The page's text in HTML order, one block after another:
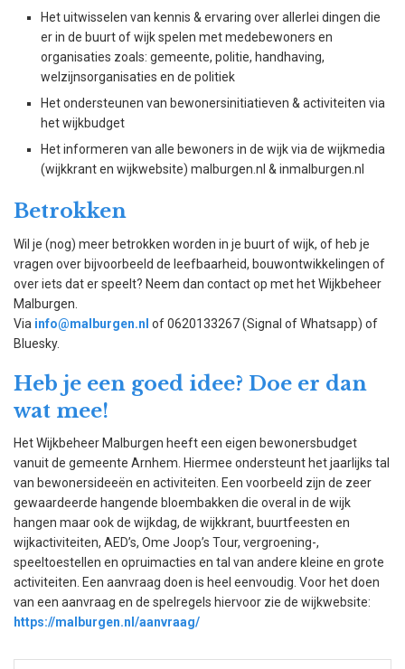
Het uitwisselen van kennis & ervaring over allerlei dingen die
er in de buurt of wijk spelen met medebewoners en
organisaties zoals: gemeente, politie, handhaving,
welzijnsorganisaties en de politiek
Het ondersteunen van bewonersinitiatieven & activiteiten via
het wijkbudget
Het informeren van alle bewoners in de wijk via de wijkmedia
(wijkkrant en wijkwebsite) malburgen.nl & inmalburgen.nl
Betrokken
Wil je (nog) meer betrokken worden in je buurt of wijk, of heb je
vragen over bijvoorbeeld de leefbaarheid, bouwontwikkelingen of
over iets dat er speelt? Neem dan contact op met het Wijkbeheer
Malburgen.
Via info@malburgen.nl of 0620133267 (Signal of Whatsapp) of
Bluesky.
Heb je een goed idee? Doe er dan
wat mee!
Het Wijkbeheer Malburgen heeft een eigen bewonersbudget
vanuit de gemeente Arnhem. Hiermee ondersteunt het jaarlijks tal
van bewonersideeën en activiteiten. Een voorbeeld zijn de zeer
gewaardeerde hangende bloembakken die overal in de wijk
hangen maar ook de wijkdag, de wijkkrant, buurtfeesten en
wijkactiviteiten, AED’s, Ome Joop’s Tour, vergroening-,
speeltoestellen en opruimacties en tal van andere kleine en grote
activiteiten. Een aanvraag doen is heel eenvoudig. Voor het doen
van een aanvraag en de spelregels hiervoor zie de wijkwebsite:
https://malburgen.nl/aanvraag/